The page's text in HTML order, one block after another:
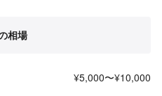
相場
¥5,000〜¥10,000